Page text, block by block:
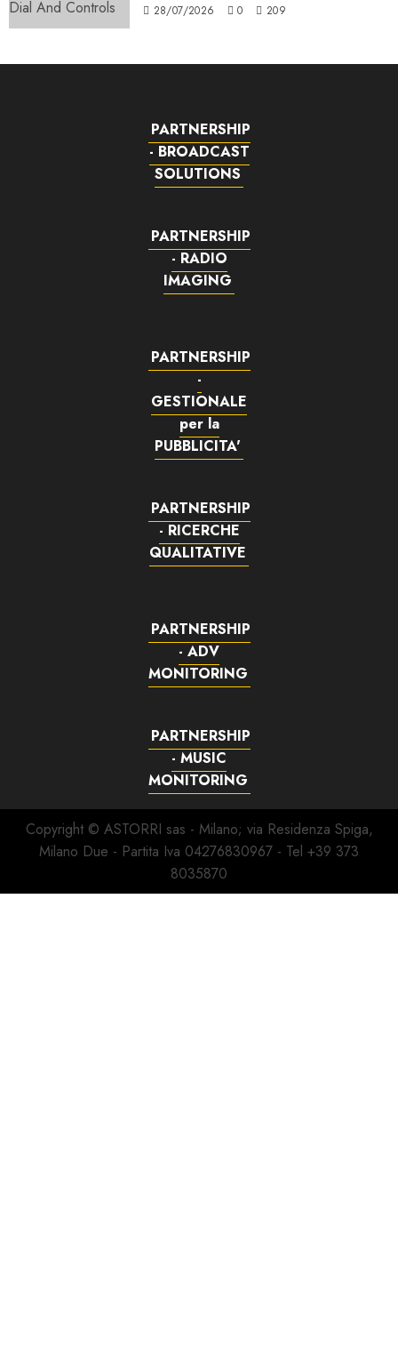
28/07/2026 0 209
PARTNERSHIP
- BROADCAST
SOLUTIONS
PARTNERSHIP
- RADIO
IMAGING
PARTNERSHIP
-
GESTIONALE
per la
PUBBLICITA'
PARTNERSHIP
- RICERCHE
QUALITATIVE
PARTNERSHIP
- ADV
MONITORING
PARTNERSHIP
- MUSIC
MONITORING
Copyright © ASTORRI sas - Milano; via Residenza Spiga,
Milano Due - Partita Iva 04276830967 - Tel +39 373
8035870